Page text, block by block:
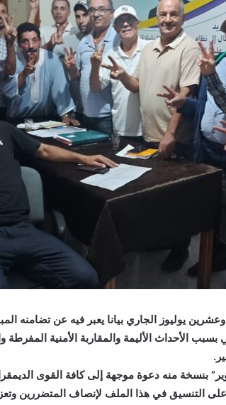
يوليوز الجاري بيانا يعبر فيه عن تضامنه
الأحداث الأليمة والمقاربة الأمنية المفرطة
بنسخة منه دعوة موجهة إلى كافة القوى
التنسيق في هذا الملف لإنصاف المتضررين